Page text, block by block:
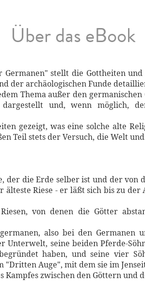
Über das eBook
Germanen" stellt die Gottheiten
der archäologischen Funde
Thema außer den
dargestellt und, wenn möglich,
gezeigt, was eine solche alte
Teil stets der Versuch, die Welt
der die Erde selber ist und der von
Riese - er läßt sich bis zu
von denen die Götter
also bei den Germanen
Unterwelt, seine beiden Pferde-
haben, und seine vier
"Dritten Auge", mit dem sie im
Kampfes zwischen den Göttern und